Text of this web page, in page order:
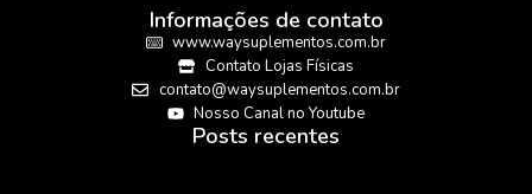
Informações de contato
www.waysuplementos.com.br
Contato Lojas Físicas
contato@waysuplementos.com.br
Nosso Canal no Youtube
Posts recentes